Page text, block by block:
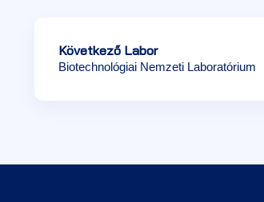
Következő Labor
Biotechnológiai Nemzeti Laboratórium